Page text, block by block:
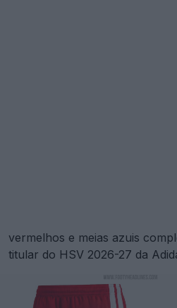
vermelhos e meias azuis
titular do HSV 2026-27 da